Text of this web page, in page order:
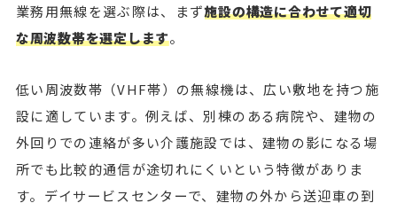
業務用無線を選ぶ際は、まず施設の構造に合わせて適切
な周波数帯を選定します。
低い周波数帯（VHF帯）の無線機は、広い敷地を持つ施
設に適しています。例えば、別棟のある病院や、建物の
外回りでの連絡が多い介護施設では、建物の影になる場
所でも比較的通信が途切れにくいという特徴がありま
す。デイサービスセンターで、建物の外から送迎車の到